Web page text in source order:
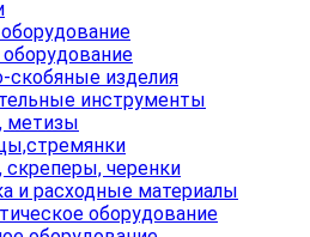
оборудование
скобяные изделия
инструменты
метизы
черенки
и расходные материалы
оборудование